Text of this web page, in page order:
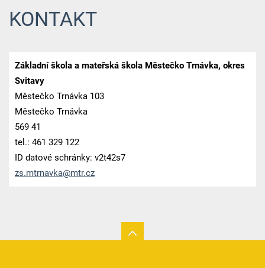
KONTAKT
Základní škola a mateřská škola Městečko Trnávka, okres
Svitavy
Městečko Trnávka 103
Městečko Trnávka
569 41
tel.: 461 329 122
ID datové schránky: v2t42s7
zs.mtrnavka@mtr.cz